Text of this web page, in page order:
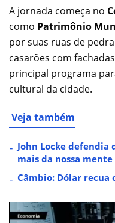
A jornada começa no
como Patrimônio
por suas ruas de
casarões com
principal programa
cultural da cidade.
Veja também
John Locke
mais da nossa
Câmbio: Dólar recua